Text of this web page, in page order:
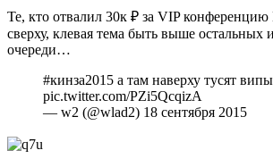
Те, кто отвалил 30к ₽ за VIP конференцию
сверху, клевая тема быть выше остальных
очереди…
#кинза2015 а там наверху тусят випы
pic.twitter.com/PZi5QcqizA
— w2 (@wlad2) 18 сентября 2015